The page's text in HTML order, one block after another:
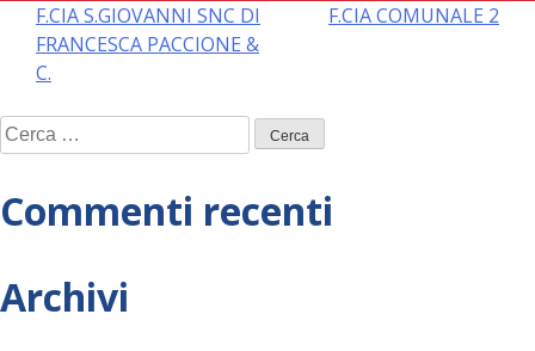
Navigazione
articoli
F.CIA S.GIOVANNI SNC DI
FRANCESCA PACCIONE &
C.
F.CIA COMUNALE 2
Ricerca
per:
Commenti recenti
Archivi